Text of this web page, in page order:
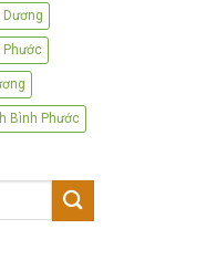
Phước
Bình Phước